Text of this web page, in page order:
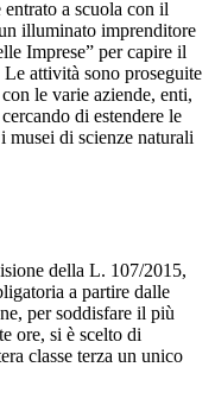
a scuola con il
illuminato imprenditore
Imprese” per capire il
attività sono proseguite
le varie aziende, enti,
di estendere le
musei di scienze naturali
della L. 107/2015,
a partire dalle
per soddisfare il più
ore, si è scelto di
classe terza un unico